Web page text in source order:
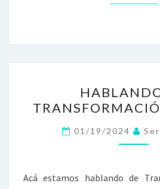
DE
01/19/2024
Acá estamos hablando de